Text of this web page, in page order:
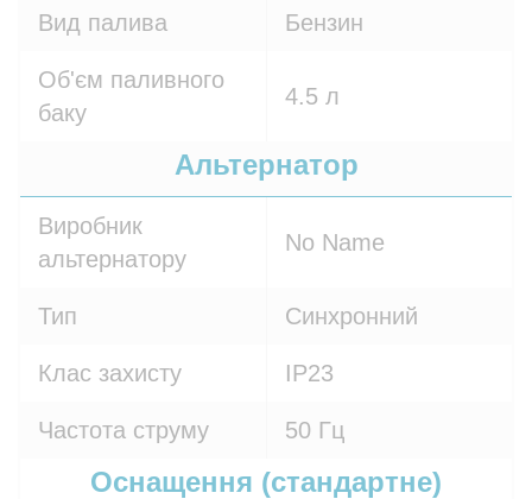
Вид палива Бензин
Об'єм паливного
баку
4.5 л
Альтернатор
Виробник
альтернатору
No Name
Тип Синхронний
Клас захисту IP23
Частота струму 50 Гц
Оснащення (стандартне)